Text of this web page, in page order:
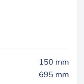
150 mm
695 mm